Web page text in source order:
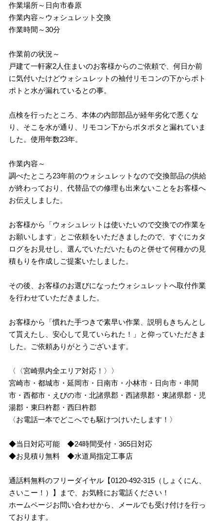
作業場所～日向市春原
作業内容～ウォシュレット交換
作業時間～30分
作業前の状況～
戸建て一軒家2人住まいのお客様からのご依頼で、何日か前
に気付いたけどウォシュレットの袖付リモコンの下からポト
ポトと水が漏れているとの事。
点検を行ったところ、本体の内部部品が経年劣化で悪くな
り、そこを水が通り、リモコン下からポタポタと漏れていま
した。使用年数23年。
作業内容～
調べたところ23年前のウォシュレットなので交換部品の供給
が終わっており、代替品での修理も出来ないことをお客様へ
お伝えしました。
お客様から「ウォシュレットは使いたいので交換での作業を
お願いします」とご依頼をいただきましたので、すぐにカタ
ログをお見せし、選んでいただいたものと併せて何種かの見
積もりを作成しご提案いたしました。
その後、お客様のお選びになったウォシュレットへ取付作業
を行わせていただきました。
お客様から「慣れた手つきで素早い作業、説明もきちんとし
て貰えたし、安心して見ていられた！」と仰っていただきま
した。ご依頼ありがとうございます。
〈〈宮崎県内全エリア対応！〉〉
宮崎市・都城市・延岡市・日南市・小林市・日向市・串間
市・西都市・えびの市・北諸県郡・西諸県郡・東諸県郡・児
湯郡・東臼杵郡・西臼杵郡
〈お電話一本でどこへでも駆けつけいたします！〉
◆当日対応可能 ◆24時間受付・365日対応
◆お見積り無料 ◆水道局指定工事店
通話料無料のフリーダイヤル【0120-492-315（しょくにん、
さいこー！）】まで、お気軽にお電話ください！
ホームページお問い合わせから、メールでも受け付けを行っ
ております。